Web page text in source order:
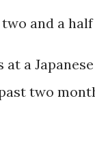
and a
a
two